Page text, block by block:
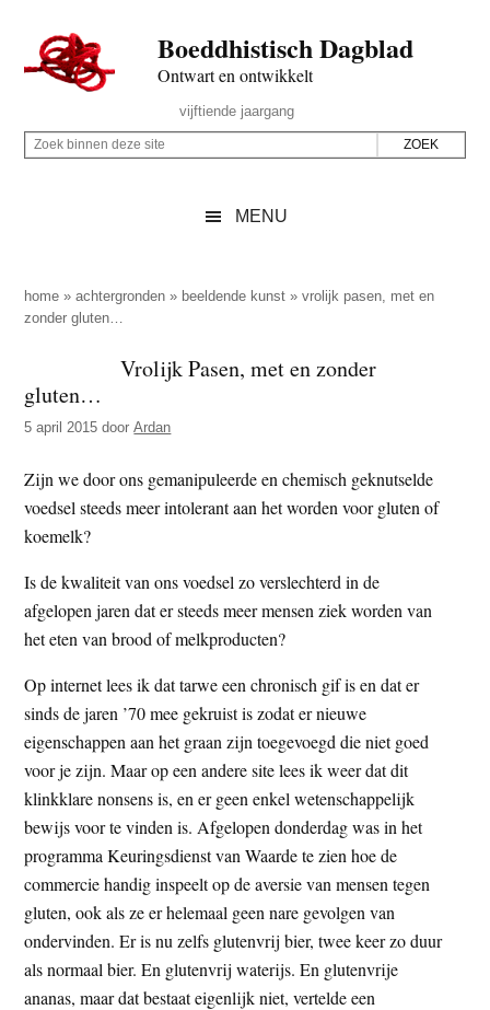
naar
de
inhoud
secondary
naar
de
sidebar
naar
de
Boeddhistisch Dagblad
Ontwart en ontwikkelt
Rechts
vijftiende jaargang
Z
p
d
z
e
i
t
e
Z
i
n
n
d
z
e
s
i
e
MENU
home »achtergronden » beeldende kunst »vrolijk pasen, met en
zonder gluten…
Vrolijk Pasen, met en zonder
gluten…
5 april 2015 doorArdan
Zijn we door ons gemanipuleerde en chemisch geknutselde
voedsel steeds meer intolerant aan het worden voor gluten of
koemelk?
Is de kwaliteit van ons voedsel zo verslechterd in de
afgelopen jaren dat er steeds meer mensen ziek worden van
het eten van brood of melkproducten?
Op internet lees ik dat tarwe een chronisch gif is en dat er
sinds de jaren ’70 mee gekruist is zodat er nieuwe
eigenschappen aan het graan zijn toegevoegd die niet goed
voor je zijn. Maar op een andere site lees ik weer dat dit
klinkklare nonsens is, en er geen enkel wetenschappelijk
bewijs voor te vinden is. Afgelopen donderdag was in het
programma Keuringsdienst van Waarde te zien hoe de
commercie handig inspeelt op de aversie van mensen tegen
gluten, ook als ze er helemaal geen nare gevolgen van
ondervinden. Er is nu zelfs glutenvrij bier, twee keer zo duur
als normaal bier. En glutenvrij waterijs. En glutenvrije
ananas, maar dat bestaat eigenlijk niet, vertelde een